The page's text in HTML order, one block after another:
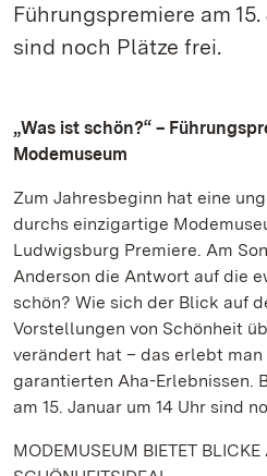
Führungspremiere am
sind noch Plätze frei.
„Was ist schön?“ –
Modemuseum
Zum Jahresbeginn hat eine
durchs einzigartige
Ludwigsburg Premiere. Am
Anderson die Antwort auf die
schön? Wie sich der Blick auf
Vorstellungen von Schönheit
verändert hat – das erlebt
garantierten Aha-Erlebnissen.
am 15. Januar um 14 Uhr sind
MODEMUSEUM BIETET BLICKE